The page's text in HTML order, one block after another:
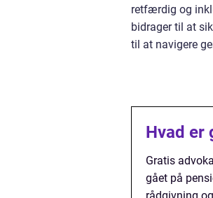
retfærdig og
bidrager til at
til at navigere
Hvad er
Gratis
gået på